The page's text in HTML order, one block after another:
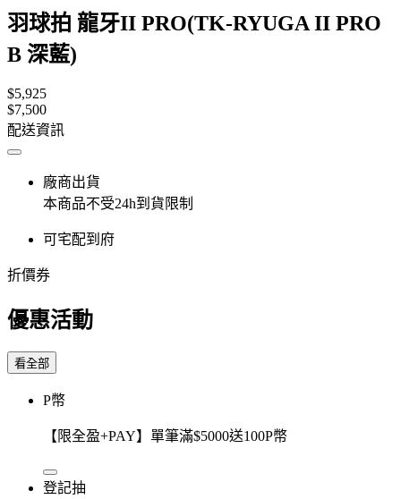
羽球拍 龍牙II PRO(TK-RYUGA II PRO
B 深藍)
$5,925
$7,500
配送資訊
廠商出貨
本商品不受24h到貨限制
可宅配到府
折價券
優惠活動
看全部
P幣
【限全盈+PAY】單筆滿$5000送100P幣
登記抽